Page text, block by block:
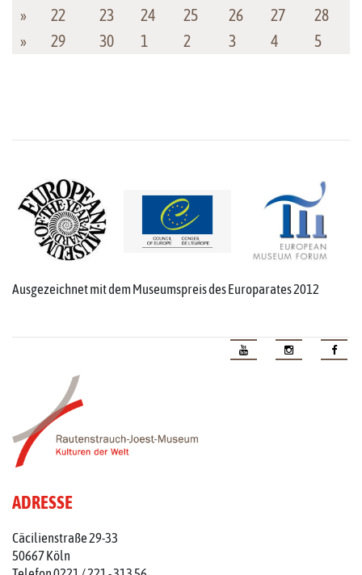
»
22 23 24 25 26 27
28
»
29 30 1 2 3 4 5
Ausgezeichnet mit dem Museumspreis des Europarates 2012
ADRESSE
Cäcilienstraße 29-33
50667 Köln